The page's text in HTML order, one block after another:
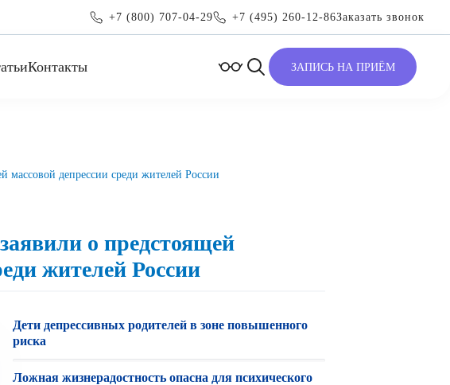
+7 (800) 707-04-29 +7 (495) 260-12-86Заказать звонок
Контакты ЗАПИСЬ НА ПРИЁМ
массовой депрессии среди жителей России
о предстоящей
жителей России
Дети депрессивных родителей в зоне повышенного
риска
Ложная жизнерадостность опасна для психического